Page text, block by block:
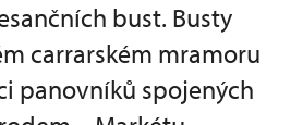
bust. Busty
carrarském mramoru
panovníků spojených